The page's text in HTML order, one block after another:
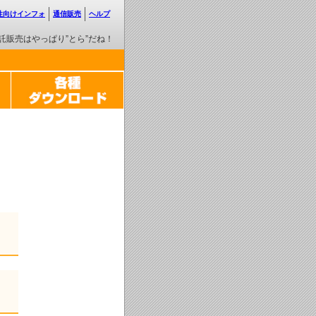
販売はやっぱり”とら”だね！
向けインフォ 通信販売 ヘルプ